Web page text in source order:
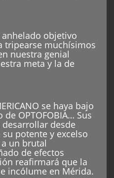
anhelado objetivo
tripearse muchísimos
nuestra genial
meta y la de
se haya bajo
OPTOFOBIA… Sus
desde
potente y excelso
un brutal
de efectos
reafirmará que la
incólume en Mérida.